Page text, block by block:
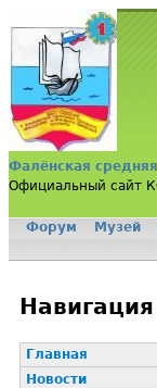
Jump to
Фалёнская
Официальный сайт
Форум Музей
Навигация
Главная
Новости